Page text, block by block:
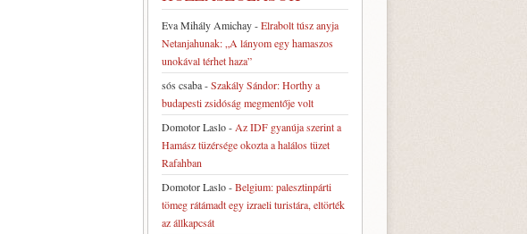
Eva Mihály Amichay-Elrabolt túsz anyja
Netanjahunak: „A lányom egy hamaszos
unokával térhet haza”
sós csaba-Szakály Sándor: Horthy a
budapesti zsidóság megmentője volt
Domotor Laslo- Az IDF gyanúja szerint a
Hamász tüzérsége okozta a halálos tüzet
Rafahban
Domotor Laslo-Belgium: palesztinpárti
tömeg rátámadt egy izraeli turistára, eltörték
az állkapcsát